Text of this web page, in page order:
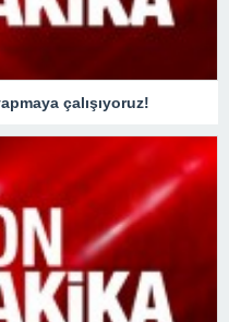
çalışıyoruz!